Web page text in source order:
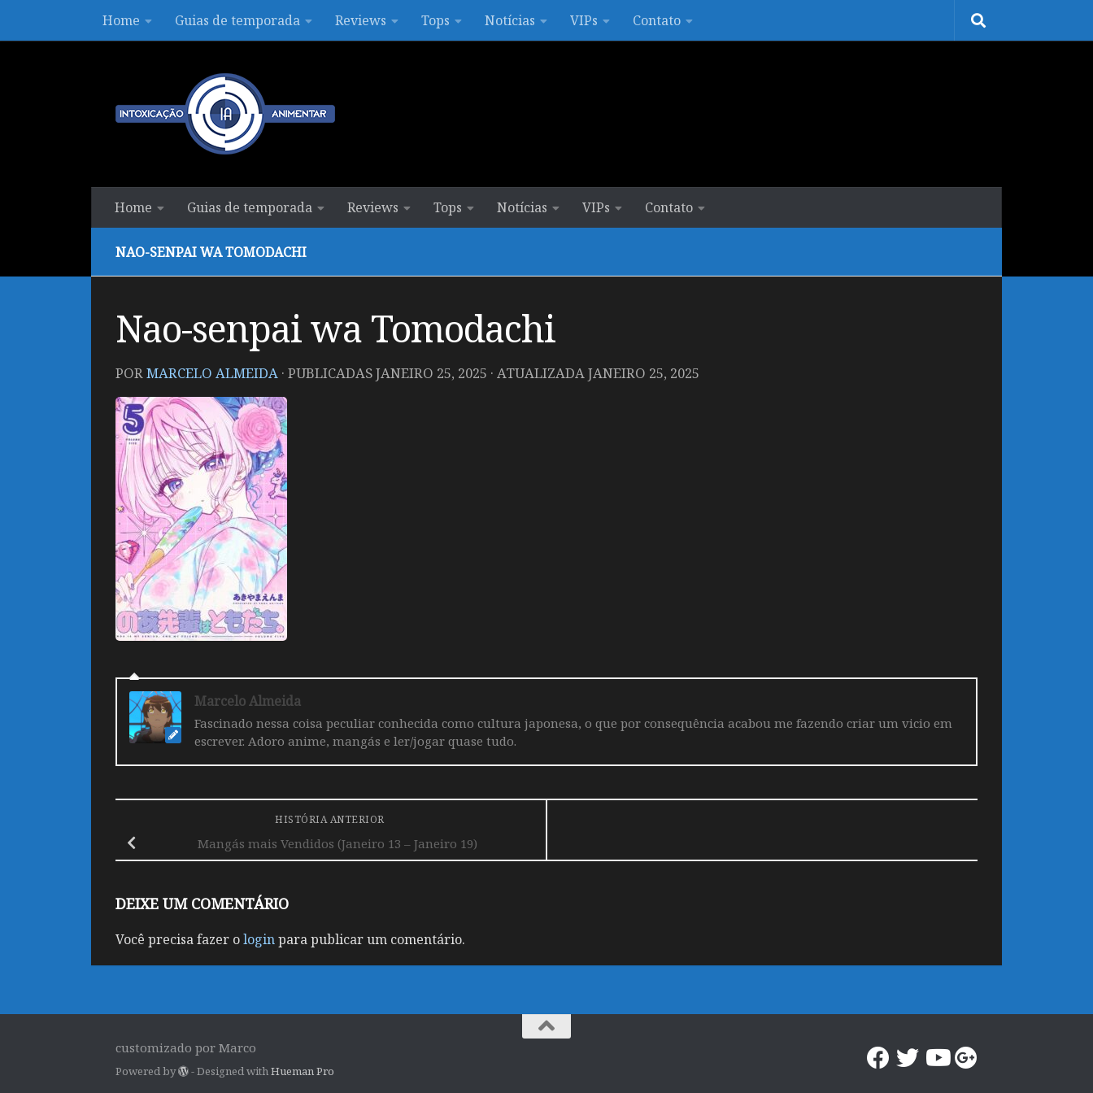
Skip to contentHome Guias de temporada Reviews Tops Notícias VIPs Contato
Home Guias de temporada Reviews Tops Notícias VIPs Contato
NAO-SENPAI WA TOMODACHI
Nao-senpai wa Tomodachi
PORMARCELO ALMEIDA · PUBLICADASJANEIRO 25, 2025 · ATUALIZADAJANEIRO 25, 2025
Marcelo Almeida
Fascinado nessa coisa peculiar conhecida como cultura japonesa, o que por consequência acabou me fazendo criar um vicio em
escrever. Adoro anime, mangás e ler/jogar quase tudo.
HISTÓRIA ANTERIOR
Mangás mais Vendidos (Janeiro 13 – Janeiro 19)
DEIXE UM COMENTÁRIO
Você precisa fazer ologinpara publicar um comentário.
customizado por Marco
Powered by - Designed withHueman Pro